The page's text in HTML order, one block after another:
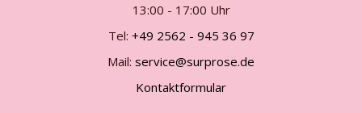
13:00 - 17:00 Uhr
Tel: +49 2562 - 945 36 97
Mail: service@surprose.de
Kontaktformular